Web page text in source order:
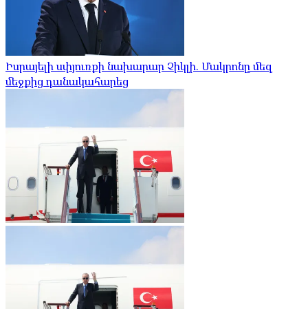
Իսրայելի սփյուռքի նախարար Չիկլի. Մակրոնը մեզ
մեջքից դանակահարեց